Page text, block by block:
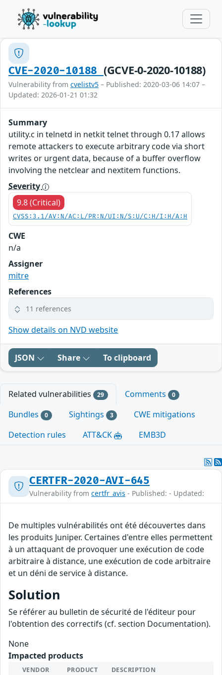
CVE-2020-10188 (GCVE-0-2020-10188)
Vulnerability from cvelistv5 – Published: 2020-03-06 14:07 –
Updated: 2026-01-21 01:32
Summary
utility.c in telnetd in netkit telnet through 0.17 allows
remote attackers to execute arbitrary code via short
writes or urgent data, because of a buffer overflow
involving the netclear and nextitem functions.
Severity
9.8 (Critical)
CVSS:3.1/AV:N/AC:L/PR:N/UI:N/S:U/C:H/I:H/A:H
CWE
n/a
Assigner
mitre
References
11 references
Show details on NVD website
JSON Share To clipboard
Related vulnerabilities 29 Comments 0
Bundles 0 Sightings 3
CWE mitigations
Detection rules
ATT&CK EMB3D
CERTFR-2020-AVI-645
Vulnerability from certfr_avis - Published: - Updated:
De multiples vulnérabilités ont été découvertes dans
les produits Juniper. Certaines d'entre elles permettent
à un attaquant de provoquer une exécution de code
arbitraire à distance, une exécution de code arbitraire
et un déni de service à distance.
Solution
Se référer au bulletin de sécurité de l'éditeur pour
l'obtention des correctifs (cf. section Documentation).
None
Impacted products
VENDOR PRODUCT DESCRIPTION